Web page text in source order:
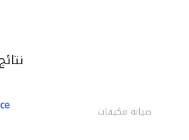
صيانة مكيفات